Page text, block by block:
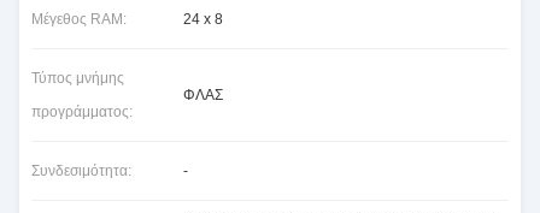
Μέγεθος RAM: 24 x 8
Τύπος μνήμης
προγράμματος:
ΦΛΑΣ
Συνδεσιμότητα: -